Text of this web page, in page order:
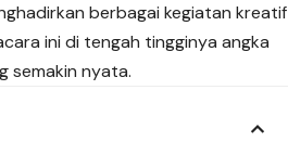
berbagai kegiatan kreatif
ini di tengah tingginya angka
semakinnyata.